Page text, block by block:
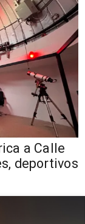
a Calle
deportivos